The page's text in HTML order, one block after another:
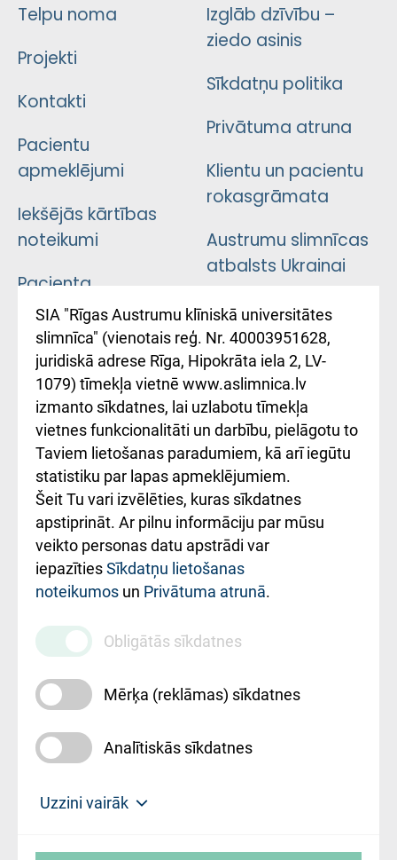
Telpu noma
Projekti
Kontakti
Pacientu
apmeklējumi
Iekšējās kārtības
noteikumi
Pacienta
atsauksmju/sūdzību
iesniegšanas
kārtība
Kā pie mums nokļūt
Rēķinu apmaksas
ceļvedis
Rekvizīti un
ārstniecības
iestādes kods
010000234
Maksas
pakalpojumu
cenrādis
Izglāb dzīvību –
ziedo asinis
Sīkdatņu politika
Privātuma atruna
Klientu un pacientu
rokasgrāmata
Austrumu slimnīcas
atbalsts Ukrainai
Підтримка Східної
лікарні та співпраця з
Україною
SIA "Rīgas Austrumu klīniskā universitātes
slimnīca" (vienotais reģ. Nr. 40003951628,
juridiskā adrese Rīga, Hipokrāta iela 2, LV-
1079) tīmekļa vietnē www.aslimnica.lv
izmanto sīkdatnes, lai uzlabotu tīmekļa
vietnes funkcionalitāti un darbību, pielāgotu to
Taviem lietošanas paradumiem, kā arī iegūtu
statistiku par lapas apmeklējumiem.
Šeit Tu vari izvēlēties, kuras sīkdatnes
apstiprināt. Ar pilnu informāciju par mūsu
veikto personas datu apstrādi var
iepazītiesSīkdatņu lietošanas
noteikumos un Privātuma atrunā.
Obligātās sīkdatnes
Mērķa (reklāmas) sīkdatnes
Analītiskās sīkdatnes
Uzzini vairāk